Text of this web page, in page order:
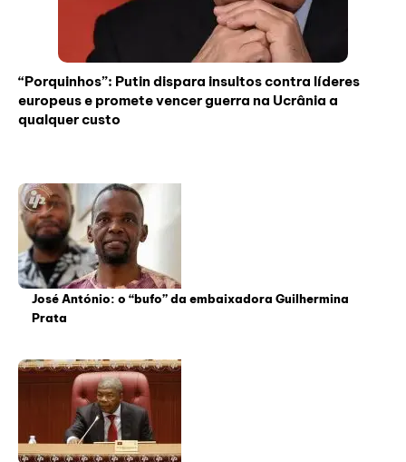
“Porquinhos”: Putin dispara insultos contra líderes
europeus e promete vencer guerra na Ucrânia a
qualquer custo
José António: o “bufo” da embaixadora Guilhermina
Prata